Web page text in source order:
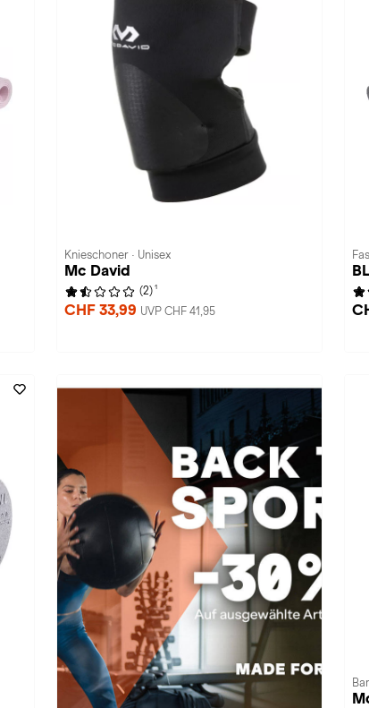
Knieschoner · Unisex
Mc David
(2) 1
CHF 33,99 UVP CHF 41,95